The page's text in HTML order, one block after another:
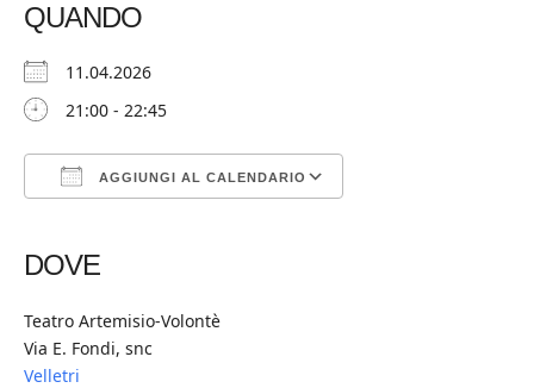
QUANDO
11.04.2026
21:00 - 22:45
AGGIUNGI AL CALENDARIO
DOVE
Teatro Artemisio-Volontè
Via E. Fondi, snc
Velletri